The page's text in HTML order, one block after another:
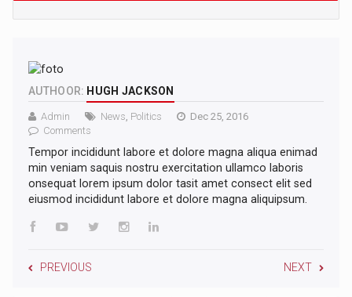
AUTHOOR: HUGH JACKSON
Admin News Politics
Dec 25, 2016
Comments
Tempor incididunt labore et dolore magna aliqua enimad
min veniam saquis nostru exercitation ullamco laboris
onsequat lorem ipsum dolor tasit amet consect elit sed
eiusmod incididunt labore et dolore magna aliquipsum.
PREVIOUS NEXT